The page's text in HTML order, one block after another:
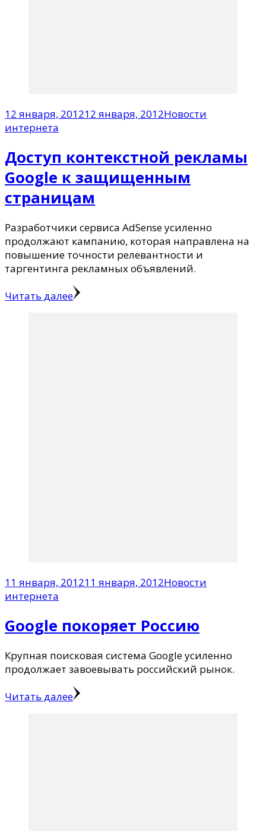
12 января, 201212 января, 2012Новости
интернета
Доступ контекстной рекламы
Google к защищенным
страницам
Разработчики сервиса AdSense усиленно
продолжают кампанию, которая направлена на
повышение точности релевантности и
таргентинга рекламных объявлений.
Читать далее
11 января, 201211 января, 2012Новости
интернета
Google покоряет Россию
Крупная поисковая система Google усиленно
продолжает завоевывать российский рынок.
Читать далее